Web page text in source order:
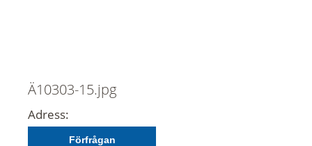
Ä10303-15.jpg
Adress:
Förfrågan